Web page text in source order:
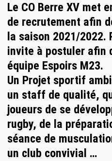
Le CO Berre XV met
de recrutement afin
la saison 2021/2022.
invite à postuler afin
équipe Espoirs M23.
Un Projet sportif
un staff de qualité,
joueurs de se
rugby, de la
séance de
un club convivial …